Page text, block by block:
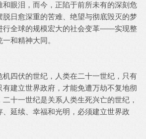
和眼泪，而今，正陷于前所未有的深刻危
脱日愈深重的苦难、绝望与彻底毁灭的梦
行全球的规模宏大的社会变革——实现整
和精神大同。
机四伏的世纪，人类在二十一世纪，只有
有建立世界政府，才能免遭万劫不复地彻
二十一世纪是关系人类生死兴亡的世纪，
、延续、幸福和光明，必须建立世界政